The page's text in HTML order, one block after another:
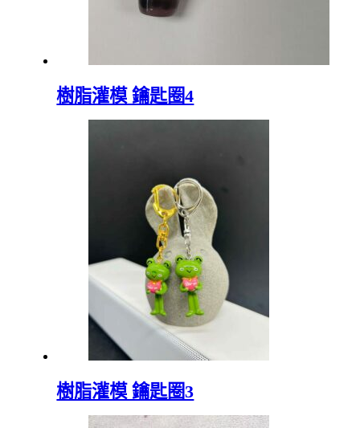
樹脂灌模 鑰匙圈4
樹脂灌模 鑰匙圈3